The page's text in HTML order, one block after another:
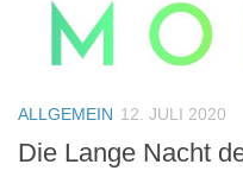
ALLGEMEIN 12. JULI 2020
Die Lange Nacht